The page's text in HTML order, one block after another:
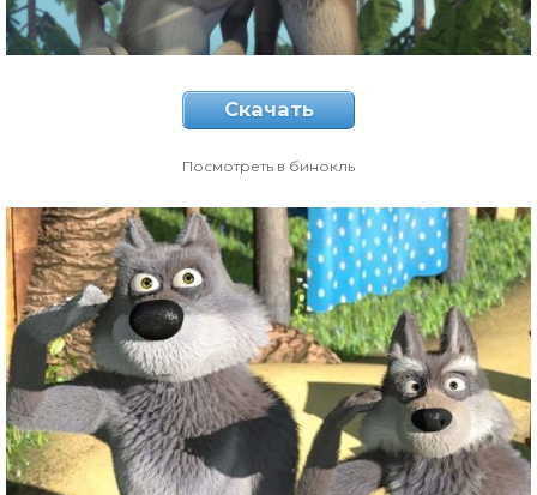
Скачать
Посмотреть в бинокль